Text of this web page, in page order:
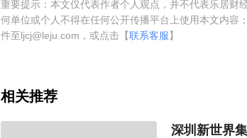
重要提示：本文仅代表作者个人观点，并不代表乐居财
何单位或个人不得在任何公开传播平台上使用本文内容
件至ljcj@leju.com，或点击【联系客服】
相关推荐
深圳新世界